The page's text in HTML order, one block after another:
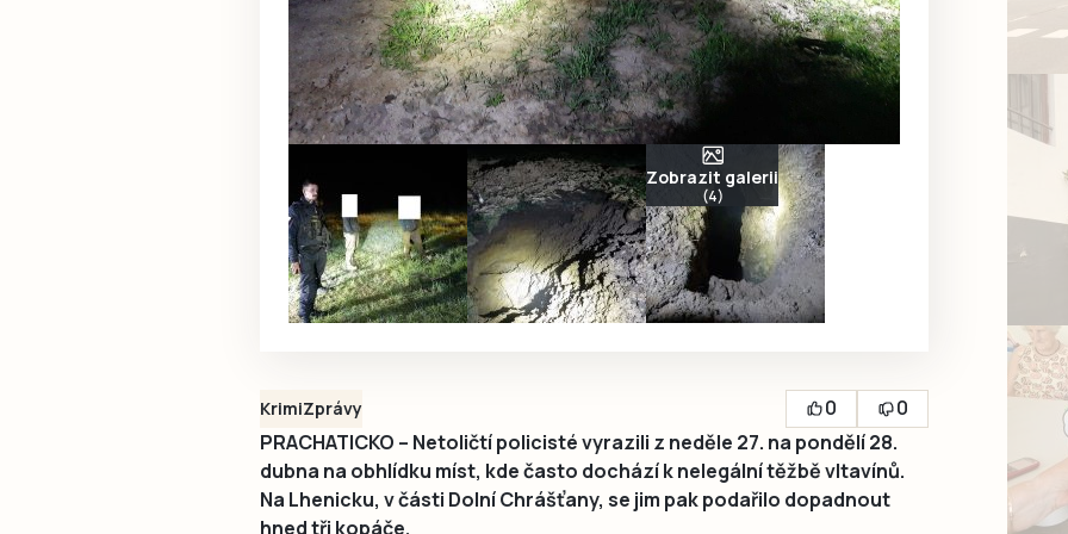
Zobrazit galerii
(4)
KrimiZprávy 0
0
PRACHATICKO – Netoličtí policisté vyrazili z neděle 27. na pondělí 28.
dubna na obhlídku míst, kde často dochází k nelegální těžbě vltavínů.
Na Lhenicku, v části Dolní Chrášťany, se jim pak podařilo dopadnout
hned tři kopáče.